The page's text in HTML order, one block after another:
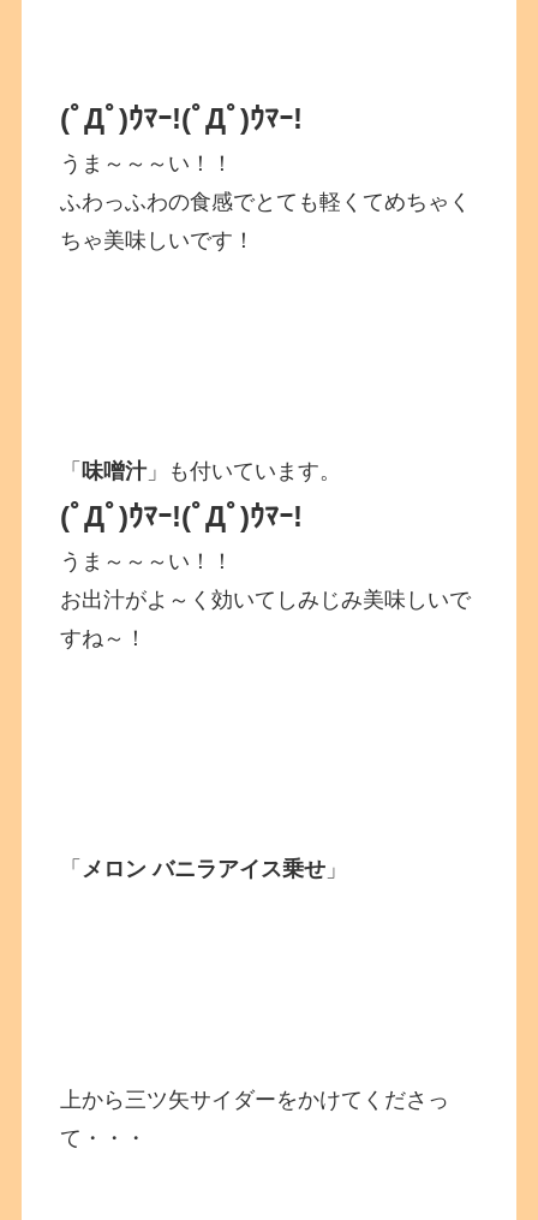
(ﾟДﾟ)ｳﾏｰ!(ﾟДﾟ)ｳﾏｰ!
うま～～～い！！
ふわっふわの食感でとても軽くてめちゃく
ちゃ美味しいです！
「味噌汁」も付いています。
(ﾟДﾟ)ｳﾏｰ!(ﾟДﾟ)ｳﾏｰ!
うま～～～い！！
お出汁がよ～く効いてしみじみ美味しいで
すね～！
「 メロン バニラアイス乗せ 」
上から三ツ矢サイダーをかけてくださっ
て・・・